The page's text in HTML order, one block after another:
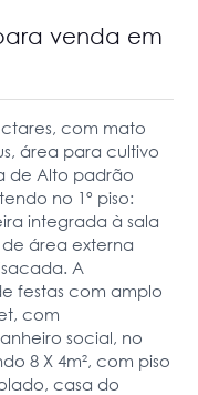
venda em
com mato
área para cultivo
de Alto padrão
no 1º piso:
integrada à sala
área externa
A
festas com amplo
com
social, no
8 X 4m², com piso
casa do